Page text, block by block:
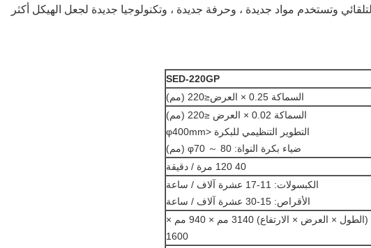
التلقائي وتستخدم مواد جديدة ، وحرفة جديدة ، وتكنولوجيا جديدة لجعل الهيكل أكثر
SED-220GP
السماكة 0.25 × العرض≤220 (مم)
السماكة 0.02 × العرض ≤220 (مم)
التطوير التنظيمي للبكرة <φ400mm
ضياء بكرة النواة: φ70 ～ 80 (مم)
40 120 مرة / دقيقة
الكبسولات: 11-17 عشرة آلاف / ساعة
الأقراص: 15-30 عشرة آلاف / ساعة
(الطول × العرض × الارتفاع) 3140 مم × 940 مم ×
1600